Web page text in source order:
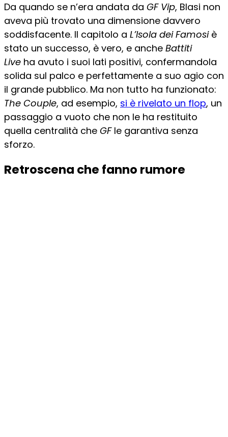
Da quando se n’era andata da GF Vip, Blasi non
aveva più trovato una dimensione davvero
soddisfacente. Il capitolo a L’Isola dei Famosiè
stato un successo, è vero, e anche Battiti
Live ha avuto i suoi lati positivi, confermandola
solida sul palco e perfettamente a suo agio con
il grande pubblico. Ma non tutto ha funzionato:
The Couple, ad esempio, si è rivelato un flop, un
passaggio a vuoto che non le ha restituito
quella centralità che GFle garantiva senza
sforzo.
Retroscena che fanno rumore